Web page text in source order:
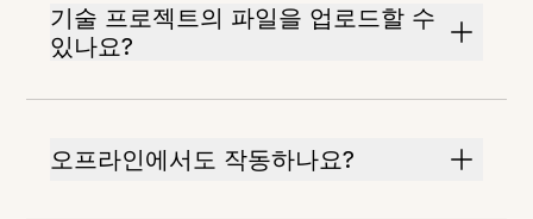
기술 프로젝트의 파일을 업로드할 수
있나요?
오프라인에서도 작동하나요?